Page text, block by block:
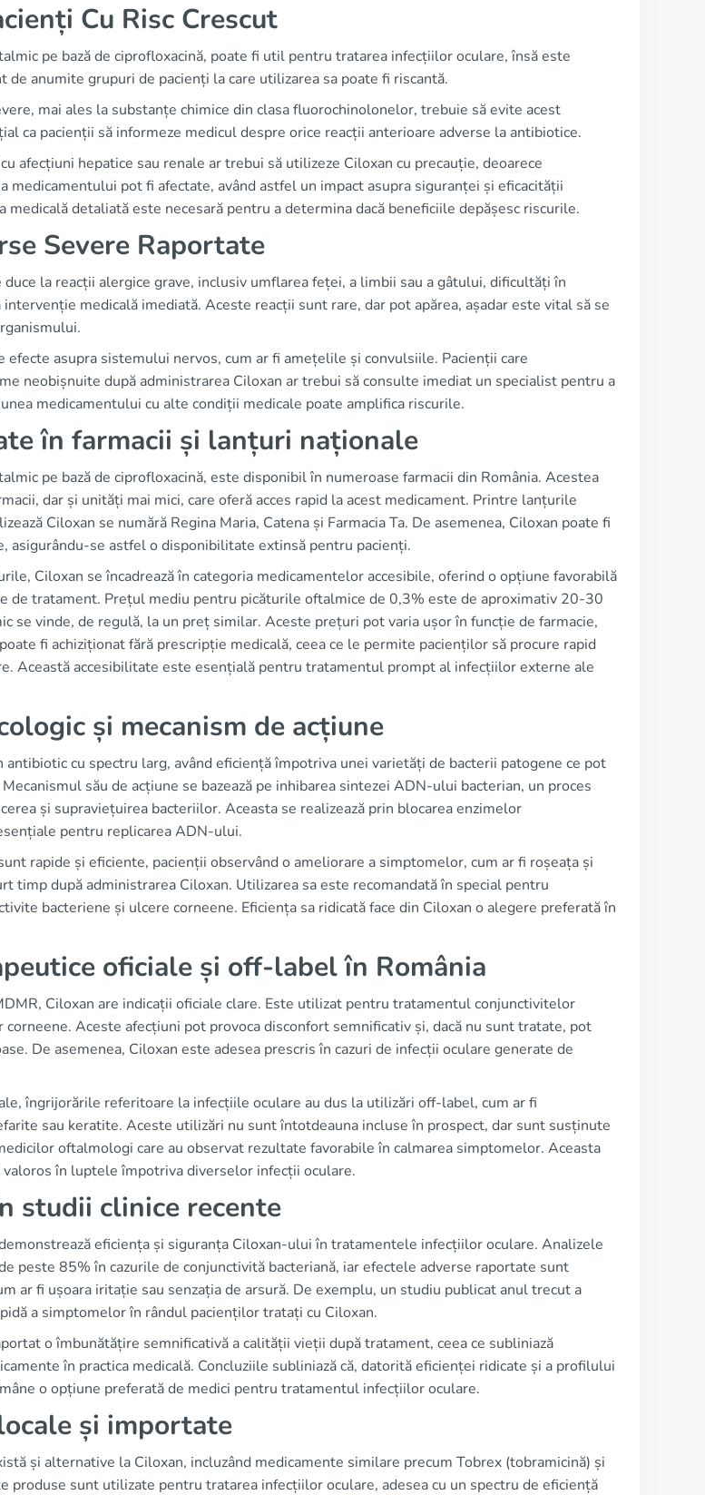
Cu Risc Crescut
pe bază de ciprofloxacină, poate fi util pentru tratarea infecțiilor oculare, însă este
de anumite grupuri de pacienți la care utilizarea sa poate fi riscantă.
mai ales la substanțe chimice din clasa fluorochinolonelor, trebuie să evite acest
ca pacienții să informeze medicul despre orice reacții anterioare adverse la antibiotice.
afecțiuni hepatice sau renale ar trebui să utilizeze Ciloxan cu precauție, deoarece
medicamentului pot fi afectate, având astfel un impact asupra siguranței și eficacității
medicală detaliată este necesară pentru a determina dacă beneficiile depășesc riscurile.
Severe Raportate
la reacții alergice grave, inclusiv umflarea feței, a limbii sau a gâtului, dificultăți în
medicală imediată. Aceste reacții sunt rare, dar pot apărea, așadar este vital să se
efecte asupra sistemului nervos, cum ar fi amețelile și convulsiile. Pacienții care
neobișnuite după administrarea Ciloxan ar trebui să consulte imediat un specialist pentru a
medicamentului cu alte condiții medicale poate amplifica riscurile.
în farmacii și lanțuri naționale
pe bază de ciprofloxacină, este disponibil în numeroase farmacii din România. Acestea
dar și unități mai mici, care oferă acces rapid la acest medicament. Printre lanțurile
Ciloxan se numără Regina Maria, Catena și Farmacia Ta. De asemenea, Ciloxan poate fi
asigurându-se astfel o disponibilitate extinsă pentru pacienți.
Ciloxan se încadrează în categoria medicamentelor accesibile, oferind o opțiune favorabilă
de tratament. Prețul mediu pentru picăturile oftalmice de 0,3% este de aproximativ 20-30
se vinde, de regulă, la un preț similar. Aceste prețuri pot varia ușor în funcție de farmacie,
fi achiziționat fără prescripție medicală, ceea ce le permite pacienților să procure rapid
Această accesibilitate este esențială pentru tratamentul prompt al infecțiilor externe ale
și mecanism de acțiune
antibiotic cu spectru larg, având eficiență împotriva unei varietăți de bacterii patogene ce pot
său de acțiune se bazează pe inhibarea sintezei ADN-ului bacterian, un proces
și supraviețuirea bacteriilor. Aceasta se realizează prin blocarea enzimelor
pentru replicarea ADN-ului.
rapide și eficiente, pacienții observând o ameliorare a simptomelor, cum ar fi roșeața și
timp după administrarea Ciloxan. Utilizarea sa este recomandată în special pentru
bacteriene și ulcere corneene. Eficiența sa ridicată face din Ciloxan o alegere preferată în
oficiale și off-label în România
Ciloxan are indicații oficiale clare. Este utilizat pentru tratamentul conjunctivitelor
Aceste afecțiuni pot provoca disconfort semnificativ și, dacă nu sunt tratate, pot
De asemenea, Ciloxan este adesea prescris în cazuri de infecții oculare generate de
îngrijorările referitoare la infecțiile oculare au dus la utilizări off-label, cum ar fi
sau keratite. Aceste utilizări nu sunt întotdeauna incluse în prospect, dar sunt susținute
oftalmologi care au observat rezultate favorabile în calmarea simptomelor. Aceasta
valoros în luptele împotriva diverselor infecții oculare.
studii clinice recente
eficiența și siguranța Ciloxan-ului în tratamentele infecțiilor oculare. Analizele
peste 85% în cazurile de conjunctivită bacteriană, iar efectele adverse raportate sunt
ar fi ușoara iritație sau senzația de arsură. De exemplu, un studiu publicat anul trecut a
a simptomelor în rândul pacienților tratați cu Ciloxan.
o îmbunătățire semnificativă a calității vieții după tratament, ceea ce subliniază
în practica medicală. Concluziile subliniază că, datorită eficienței ridicate și a profilului
o opțiune preferată de medici pentru tratamentul infecțiilor oculare.
și importate
și alternative la Ciloxan, incluzând medicamente similare precum Tobrex (tobramicină) și
produse sunt utilizate pentru tratarea infecțiilor oculare, adesea cu un spectru de eficiență